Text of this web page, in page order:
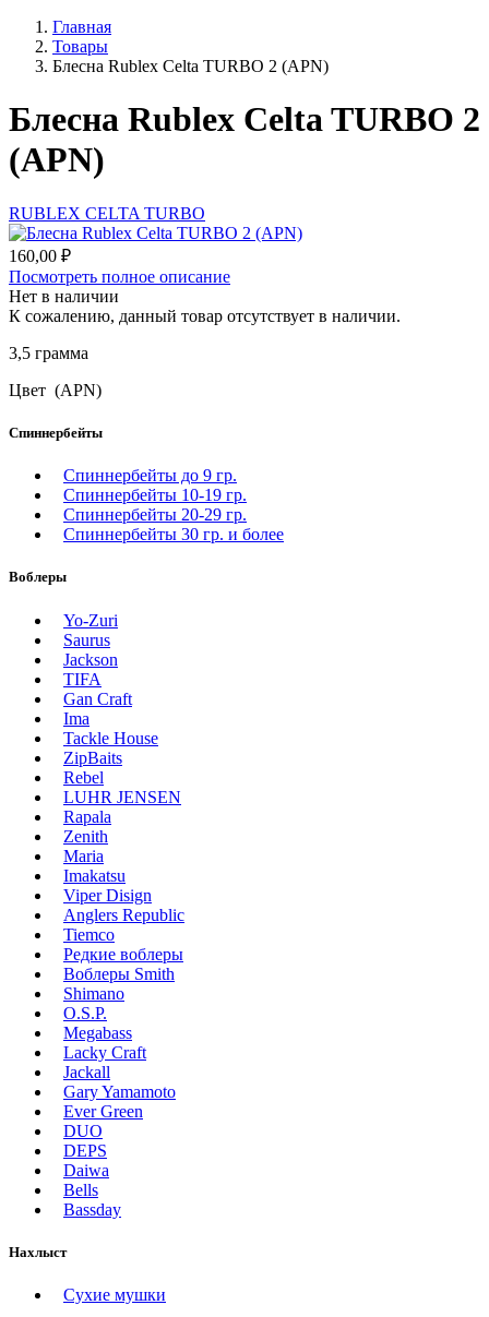
Главная
Товары
Блеснa Rublex Celta TURBO 2 (APN)
Блеснa Rublex Celta TURBO 2
(APN)
RUBLEX CELTA TURBО
160,00 ₽
Посмотреть полное описание
Нет в наличии
К сожалению, данный товар отсутствует в наличии.
3,5 граммa
Цвет (APN)
Спиннербейты
Спиннербейты до 9 гр.
Спиннербейты 10-19 гр.
Спиннербейты 20-29 гр.
Спиннербeйты 30 гр. и более
Воблеры
Yo-Zuri
Saurus
Jackson
TIFA
Gan Craft
Ima
Tackle House
ZipBaits
Rebel
LUHR JENSEN
Rapala
Zenith
Maria
Imakatsu
Viper Disign
Anglers Republic
Tiemco
Редкие воблеры
Воблеры Smith
Shimano
O.S.P.
Megabass
Lacky Craft
Jackall
Gary Yamamoto
Ever Green
DUO
DEPS
Daiwa
Bells
Bassday
Нахлыст
Сухие мушки